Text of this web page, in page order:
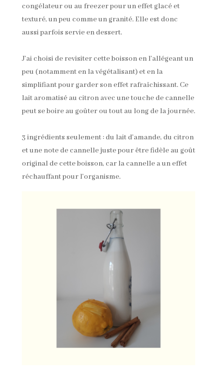
congélateur ou au freezer pour un effet glacé et
texturé, un peu comme un granité. Elle est donc
aussi parfois servie en dessert.
J’ai choisi de revisiter cette boisson en l’allégeant un
peu (notamment en la végétalisant) et en la
simplifiant pour garder son effet rafraîchissant. Ce
lait aromatisé au citron avec une touche de cannelle
peut se boire au goûter ou tout au long de la journée.
3 ingrédients seulement : du lait d’amande, du citron
et une note de cannelle juste pour être fidèle au goût
original de cette boisson, car la cannelle a un effet
réchauffant pour l’organisme.